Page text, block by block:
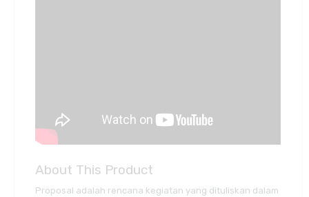
About This Product
Proposal adalah rencana kegiatan yang dituliskan dalam